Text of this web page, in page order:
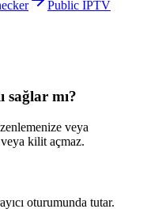
Public IPTV
mı?
veya
kilit açmaz.
oturumunda tutar.